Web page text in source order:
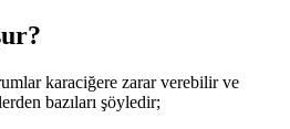
karaciğere zarar verebilir ve
bazıları şöyledir;